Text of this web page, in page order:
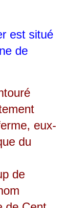
est situé
de
eux-
du
de